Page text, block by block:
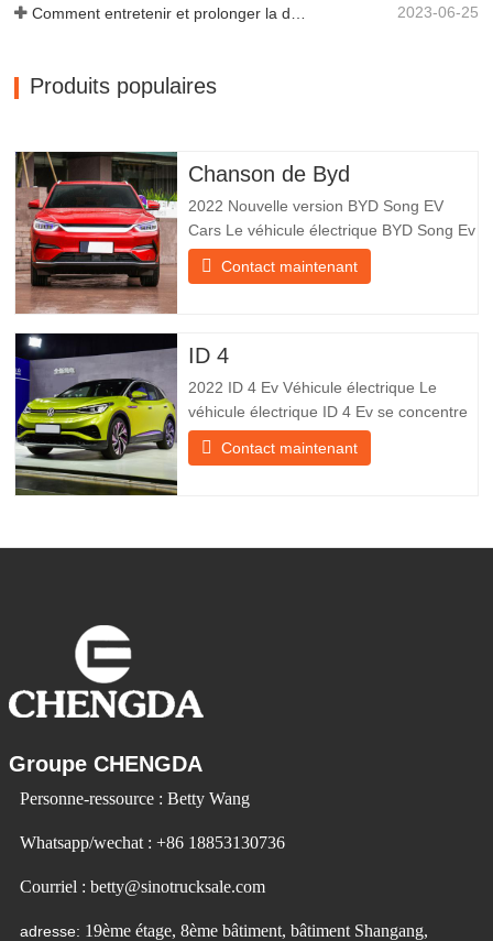
2023-06-25
Produits populaires
Chanson de Byd
2022 Nouvelle version BYD Song EV
Cars Le véhicule électrique BYD Song Ev
se concentre sur l’expérience client et le
développement de produits pour
populaires. BYD Song Ev Electric Vehicle
Contact maintenant
ID 4
2022 ID 4 Ev Véhicule électrique Le
véhicule électrique ID 4 Ev se concentre
sur l’expérience client et le
développement de produits pour
Contact maintenant
Groupe CHENGDA
Personne-ressource : Betty Wang
Whatsapp/wechat : +86 18853130736
Courriel : betty@sinotrucksale.com
adresse: 19ème étage, 8ème bâtiment, bâtiment Shangang,